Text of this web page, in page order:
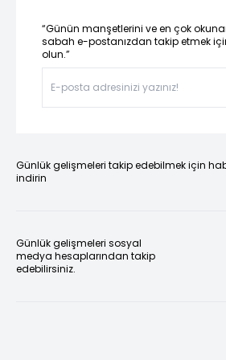
“Günün manşetlerini ve en çok
sabah e-postanızdan takip etmek
olun.”
Günlük gelişmeleri takip edebilmek için
indirin
Günlük gelişmeleri sosyal
medya hesaplarından takip
edebilirsiniz.